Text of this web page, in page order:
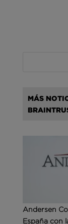
MÁS
Andersen
España con